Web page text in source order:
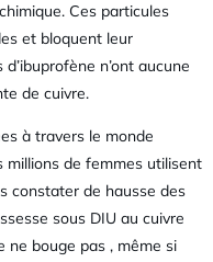
Ces particules
et bloquent leur
n’ont aucune
de cuivre.
à travers le monde
de femmes utilisent
constater de hausse des
sous DIU au cuivre
ne bouge pas , même si